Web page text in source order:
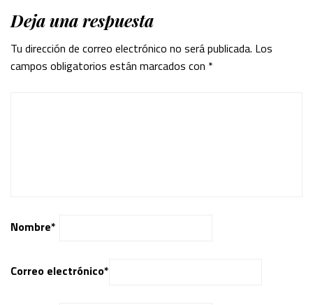
Deja una respuesta
Tu dirección de correo electrónico no será publicada. Los
campos obligatorios están marcados con *
Nombre*
Correo electrónico*